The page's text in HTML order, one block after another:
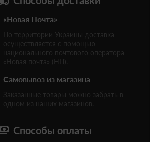
«Новая Почта»
По территории Украины доставка
осуществляется с помощью
национального почтового оператора
«Новая почта» (НП).
Самовывоз из магазина
Заказанные товары можно забрать в
одном из наших магазинов.
Способы оплаты